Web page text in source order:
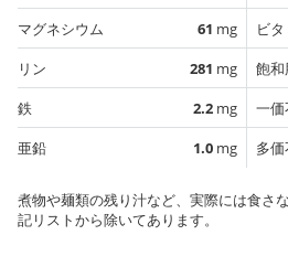
マグネシウム
61 mg
リン
281 mg
鉄
2.2 mg
亜鉛
1.0 mg
ビ
飽和
一価
多
煮物や麺類の残り汁など、実際には食さ
記リストから除いてあります。